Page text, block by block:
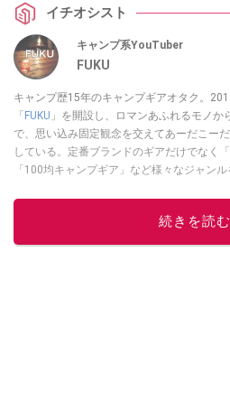
イチオシスト
キャンプ系YouTuber
FUKU
キャンプ歴15年のキャンプギアオタク。
「FUKU 」を開設し、ロマンあふれるモノか
で、思い込み固定観念を交えてあーだこー
している。定番ブランドのギアだけでなく
「100均キャンプギア」など様々なジャンル
このイ
続きを読む